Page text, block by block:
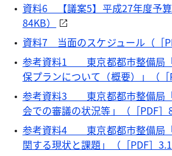
資料6 【議案5】平成27年度予算
84KB）
資料7 当面のスケジュール（［
参考資料1 東京都都市整備局
保プランについて（概要）」（［
参考資料3 東京都都市整備局
会での審議の状況等」（［PDF］
参考資料4 東京都都市整備局
関する現状と課題」（［PDF］